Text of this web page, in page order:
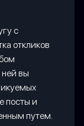
с
откликов
вы
посты и
путем.